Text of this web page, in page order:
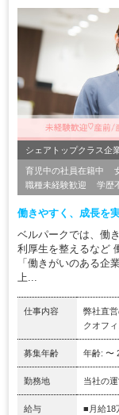
シェアトップクラス企
育児中の社員在籍中
職種未経験歓迎
学歴
働きやすく、成長を
ベルパークでは、働
利厚生を整えるなど
「働きがいのある企
上...
仕事内容
弊社直
クオフ
募集年齢 年齢: 〜
勤務地 当社の
給与
■月給18